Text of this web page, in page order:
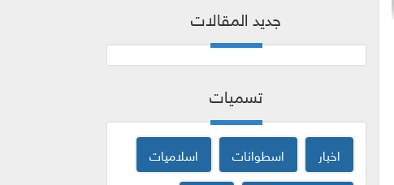
جديد المقالات
تسميات
اخبار اسطوانات
اسلاميات